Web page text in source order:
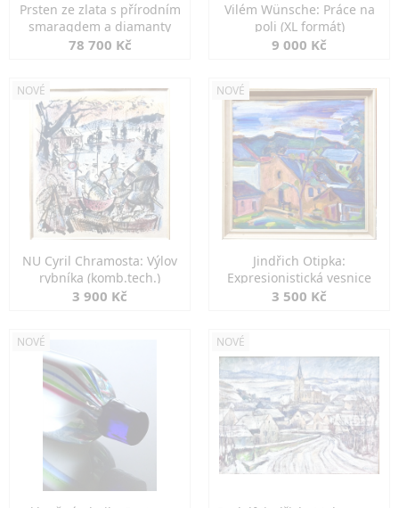
Prsten ze zlata s přírodním
smaragdem a diamanty
78 700 Kč
Vilém Wünsche: Práce na
poli (XL formát)
9 000 Kč
NOVÉ
NU Cyril Chramosta: Výlov
rybníka (komb.tech.)
3 900 Kč
NOVÉ
Jindřich Otipka:
Expresionistická vesnice
3 500 Kč
NOVÉ NOVÉ